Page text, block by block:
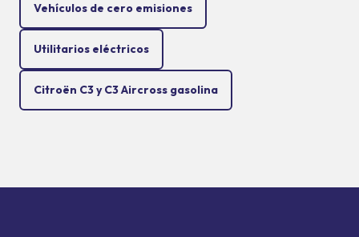
Vehículos de cero emisiones
Utilitarios eléctricos
Citroën C3 y C3 Aircross gasolina